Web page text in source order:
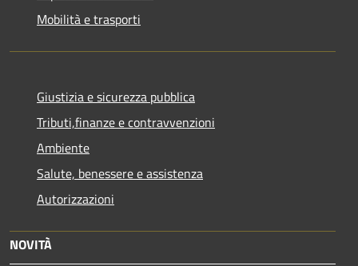
Mobilità e trasporti
Giustizia e sicurezza pubblica
Tributi,finanze e contravvenzioni
Ambiente
Salute, benessere e assistenza
Autorizzazioni
NOVITÀ